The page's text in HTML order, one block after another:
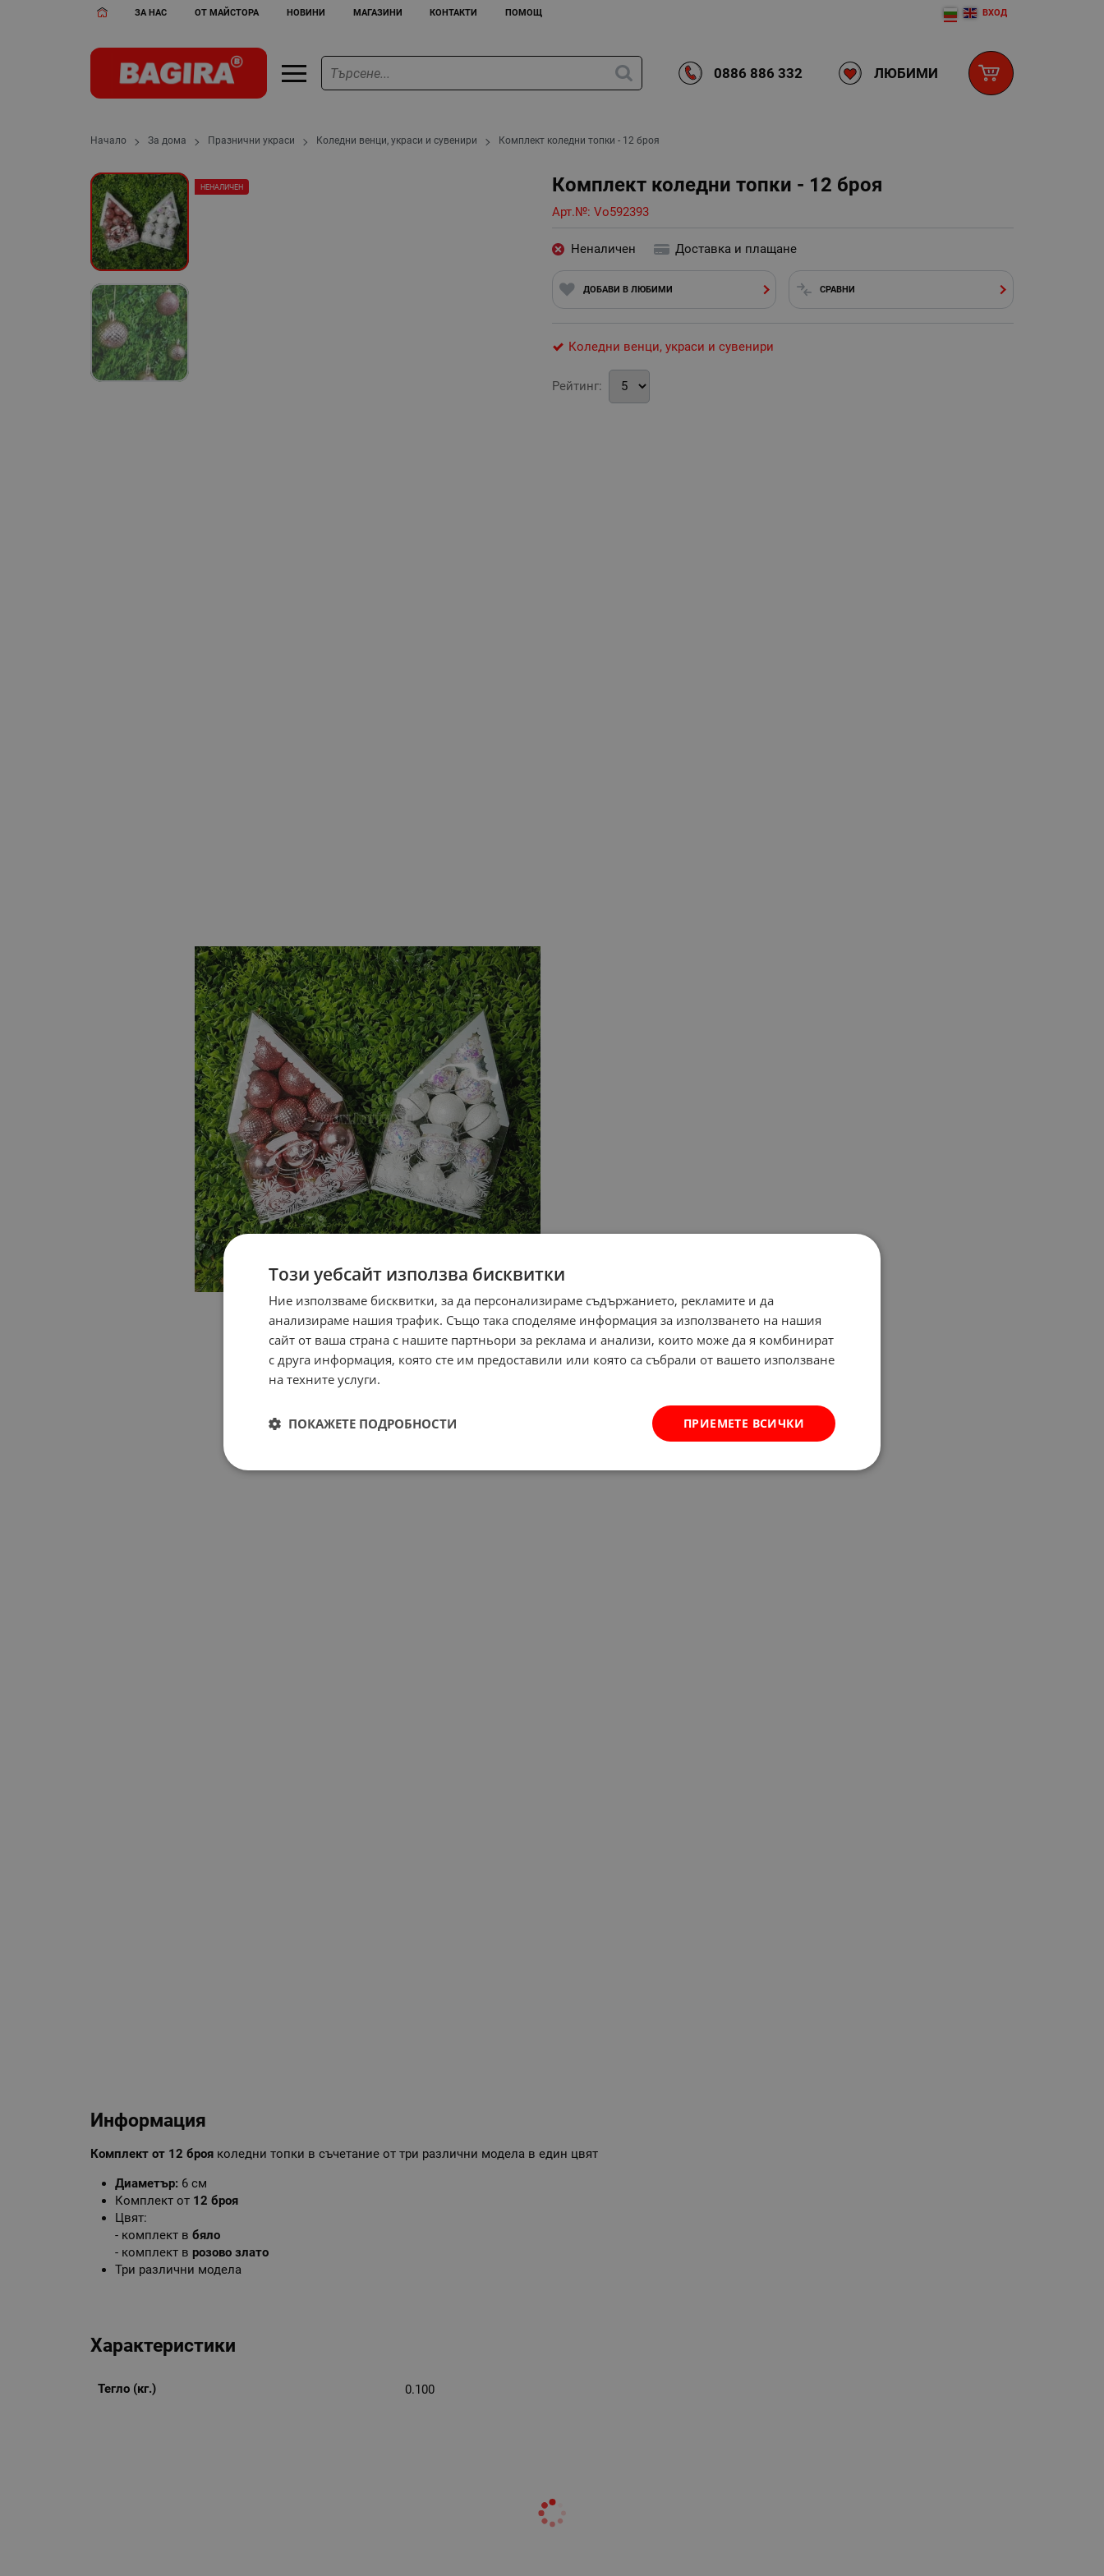
ЗА НАС ОТ МАЙСТОРА НОВИНИ МАГАЗИНИ КОНТАКТИ ПОМОЩ ВХОД
0886 886 332 ЛЮБИМИ
Начало За дома Празнични украси Коледни венци, украси и сувенири Комплект коледни топки - 12 броя
Комплект коледни топки - 12 броя
Арт.№: Vo592393
НЕНАЛИЧЕН
Неналичен Доставка и плащане
ДОБАВИ В ЛЮБИМИ СРАВНИ
Коледни венци, украси и сувенири
Рейтинг:
Информация
Комплект от 12 броя коледни топки в съчетание от три различни модела в един цвят
Диаметър: 6 см
Комплект от 12 броя
Цвят:
- комплект вбяло
- комплект врозово злато
Три различни модела
Характеристики
Тегло (кг.) 0.100
Този уебсайт използва бисквитки
Ние използваме бисквитки, за да персонализираме съдържанието, рекламите и да
анализираме нашия трафик. Също така споделяме информация за използването на нашия
сайт от ваша страна с нашите партньори за реклама и анализи, които може да я комбинират
с друга информация, която сте им предоставили или която са събрали от вашето използване
на техните услуги.
ПРИЕМЕТЕ ВСИЧКИ
ПОКАЖЕТЕ ПОДРОБНОСТИ